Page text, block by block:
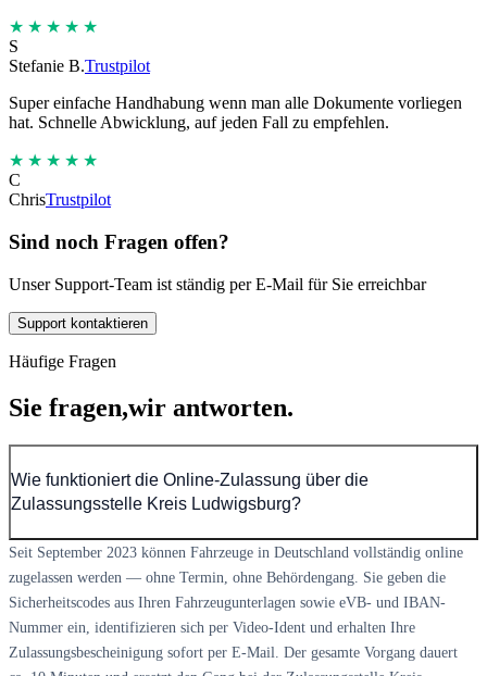
★★★★★
S
Stefanie B.Trustpilot
Super einfache Handhabung wenn man alle Dokumente vorliegen
hat. Schnelle Abwicklung, auf jeden Fall zu empfehlen.
★★★★★
C
ChrisTrustpilot
Sind noch Fragen offen?
Unser Support-Team ist ständig per E-Mail für Sie erreichbar
Support kontaktieren
Häufige Fragen
Sie fragen,wir antworten.
Wie funktioniert die Online-Zulassung über die
Zulassungsstelle Kreis Ludwigsburg?
Seit September 2023 können Fahrzeuge in Deutschland vollständig online
zugelassen werden — ohne Termin, ohne Behördengang. Sie geben die
Sicherheitscodes aus Ihren Fahrzeugunterlagen sowie eVB- und IBAN-
Nummer ein, identifizieren sich per Video-Ident und erhalten Ihre
Zulassungsbescheinigung sofort per E-Mail. Der gesamte Vorgang dauert